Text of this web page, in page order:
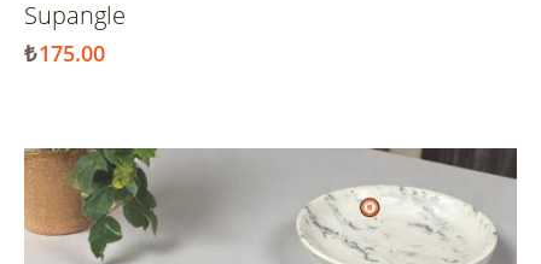
Supangle
₺175.00